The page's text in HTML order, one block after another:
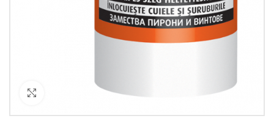
Кликнете за уголемяване